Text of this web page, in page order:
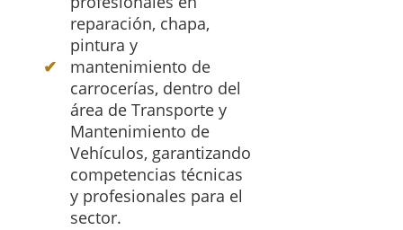
reparación, chapa,
pintura y
mantenimiento de
carrocerías, dentro del
área de Transporte y
Mantenimiento de
Vehículos, garantizando
competencias técnicas
y profesionales para el
sector.